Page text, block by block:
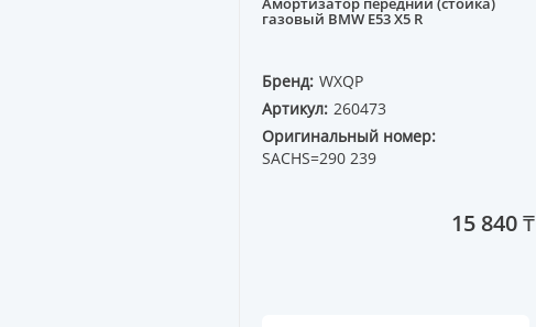
газовый BMW E53 X5 R
Бренд: WXQP
Артикул: 260473
Оригинальный номер:
SACHS=290 239
15 840 ₸